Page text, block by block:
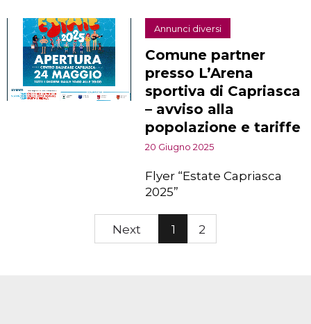
Annunci diversi
Comune partner
presso L’Arena
sportiva di Capriasca
– avviso alla
popolazione e tariffe
20 Giugno 2025
Flyer “Estate Capriasca
2025”
Next 1 2